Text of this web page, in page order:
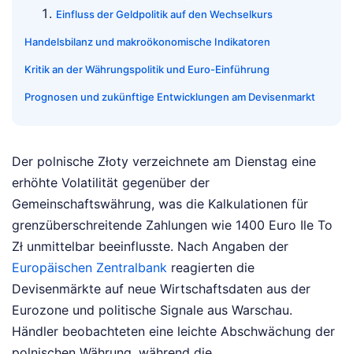
Einfluss der Geldpolitik auf den Wechselkurs
Handelsbilanz und makroökonomische Indikatoren
Kritik an der Währungspolitik und Euro-Einführung
Prognosen und zukünftige Entwicklungen am Devisenmarkt
Der polnische Złoty verzeichnete am Dienstag eine
erhöhte Volatilität gegenüber der
Gemeinschaftswährung, was die Kalkulationen für
grenzüberschreitende Zahlungen wie 1400 Euro Ile To
Zł unmittelbar beeinflusste. Nach Angaben der
Europäischen Zentralbank reagierten die
Devisenmärkte auf neue Wirtschaftsdaten aus der
Eurozone und politische Signale aus Warschau.
Händler beobachteten eine leichte Abschwächung der